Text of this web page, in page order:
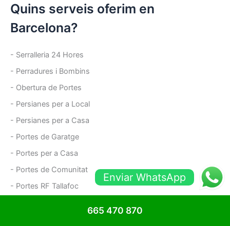
Quins serveis oferim en
Barcelona?
- Serralleria 24 Hores
- Perradures i Bombins
- Obertura de Portes
- Persianes per a Local
- Persianes per a Casa
- Portes de Garatge
- Portes per a Casa
- Portes de Comunitat
- Portes RF Tallafoc
Enviar WhatsApp
665 470 870